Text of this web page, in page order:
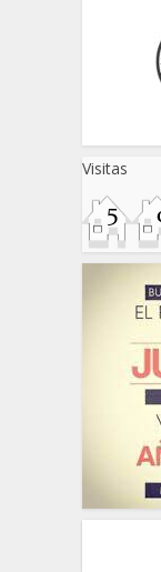
Visitas